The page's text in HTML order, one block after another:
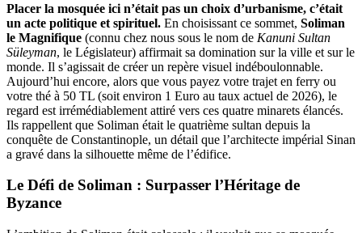
Placer la mosquée ici n’était pas un choix d’urbanisme, c’était
un acte politique et spirituel. En choisissant ce sommet, Soliman
le Magnifique (connu chez nous sous le nom de Kanuni Sultan
Süleyman, le Législateur) affirmait sa domination sur la ville et sur le
monde. Il s’agissait de créer un repère visuel indéboulonnable.
Aujourd’hui encore, alors que vous payez votre trajet en ferry ou
votre thé à 50 TL (soit environ 1 Euro au taux actuel de 2026), le
regard est irrémédiablement attiré vers ces quatre minarets élancés.
Ils rappellent que Soliman était le quatrième sultan depuis la
conquête de Constantinople, un détail que l’architecte impérial Sinan
a gravé dans la silhouette même de l’édifice.
Le Défi de Soliman : Surpasser l’Héritage de
Byzance